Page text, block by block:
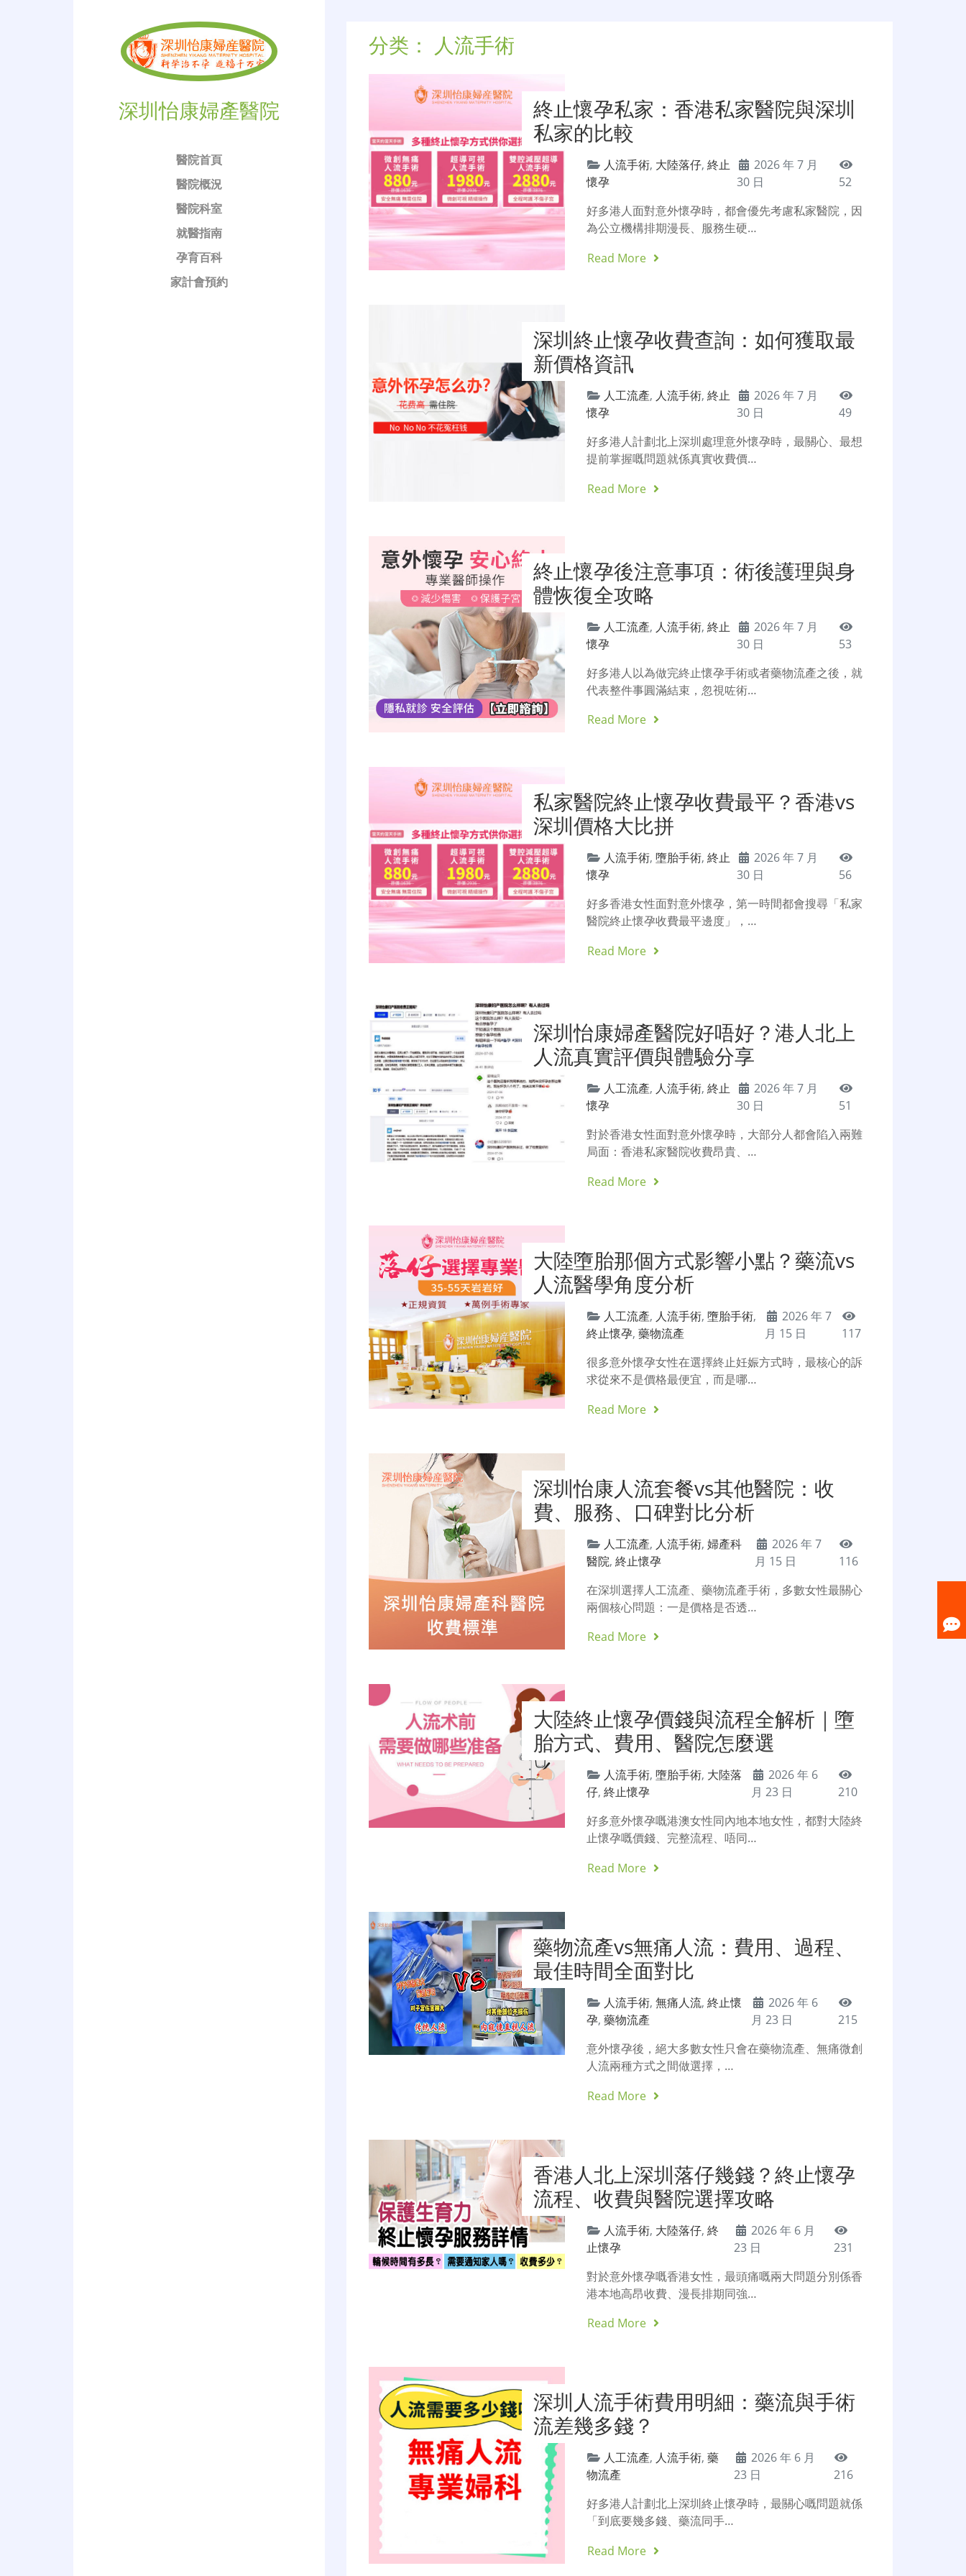
深圳怡康婦產醫院
醫院首頁
醫院概況
醫院科室
就醫指南
孕育百科
家計會預約
分类： 人流手術
終止懷孕私家：香港私家醫院與深圳
私家的比較
人流手術, 大陸落仔,終止
懷孕
2026 年 7 月
30 日
52
好多港人面對意外懷孕時，都會優先考慮私家醫院，因
為公立機構排期漫長、服務生硬…
Read More
深圳終止懷孕收費查詢：如何獲取最
新價格資訊
人工流產, 人流手術,終止
懷孕
2026 年 7 月
30 日
49
好多港人計劃北上深圳處理意外懷孕時，最關心、最想
提前掌握嘅問題就係真實收費價…
Read More
終止懷孕後注意事項：術後護理與身
體恢復全攻略
人工流產, 人流手術,終止
懷孕
2026 年 7 月
30 日
53
好多港人以為做完終止懷孕手術或者藥物流產之後，就
代表整件事圓滿結束，忽視咗術…
Read More
私家醫院終止懷孕收費最平？香港vs
深圳價格大比拼
人流手術,墮胎手術,終止
懷孕
2026 年 7 月
30 日
56
好多香港女性面對意外懷孕，第一時間都會搜尋「私家
醫院終止懷孕收費最平邊度」，…
Read More
深圳怡康婦產醫院好唔好？港人北上
人流真實評價與體驗分享
人工流產, 人流手術,終止
懷孕
2026 年 7 月
30 日
51
對於香港女性面對意外懷孕時，大部分人都會陷入兩難
局面：香港私家醫院收費昂貴、…
Read More
大陸墮胎那個方式影響小點？藥流vs
人流醫學角度分析
人工流產, 人流手術,墮胎手術,
終止懷孕,藥物流產
2026 年 7
月 15 日
117
很多意外懷孕女性在選擇終止妊娠方式時，最核心的訴
求從來不是價格最便宜，而是哪…
Read More
深圳怡康人流套餐vs其他醫院：收
費、服務、口碑對比分析
人工流產, 人流手術,婦產科
醫院,終止懷孕
2026 年 7
月 15 日
116
在深圳選擇人工流產、藥物流產手術，多數女性最關心
兩個核心問題：一是價格是否透…
Read More
大陸終止懷孕價錢與流程全解析｜墮
胎方式、費用、醫院怎麼選
人流手術,墮胎手術, 大陸落
仔,終止懷孕
2026 年 6
月 23 日
210
好多意外懷孕嘅港澳女性同內地本地女性，都對大陸終
止懷孕嘅價錢、完整流程、唔同…
Read More
藥物流產vs無痛人流：費用、過程、
最佳時間全面對比
人流手術,無痛人流,終止懷
孕,藥物流產
2026 年 6
月 23 日
215
意外懷孕後，絕大多數女性只會在藥物流產、無痛微創
人流兩種方式之間做選擇，…
Read More
香港人北上深圳落仔幾錢？終止懷孕
流程、收費與醫院選擇攻略
人流手術, 大陸落仔,終
止懷孕
2026 年 6 月
23 日
231
對於意外懷孕嘅香港女性，最頭痛嘅兩大問題分別係香
港本地高昂收費、漫長排期同強…
Read More
深圳人流手術費用明細：藥流與手術
流差幾多錢？
人工流產, 人流手術,藥
物流產
2026 年 6 月
23 日
216
好多港人計劃北上深圳終止懷孕時，最關心嘅問題就係
「到底要幾多錢、藥流同手…
Read More